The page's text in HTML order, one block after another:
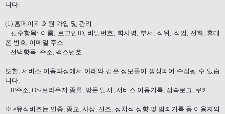
니다.
(1) 홈페이지 회원 가입 및 관리
− 필수항목: 이름, 로그인ID, 비밀번호, 회사명, 부서, 직위, 직업, 전화, 휴대
폰 번호, 이메일 주소
− 선택항목: 주소, 팩스번호
또한, 서비스 이용과정에서 아래와 같은 정보들이 생성되어 수집될 수 있습
니다.
− IP주소, OS/브라우저 종류, 방문 일시, 서비스 이용기록, 접속로그, 쿠키
※ e뮤직비즈는 인종, 종교, 사상, 신조, 정치적 성향 및 범죄기록 등 이용자의